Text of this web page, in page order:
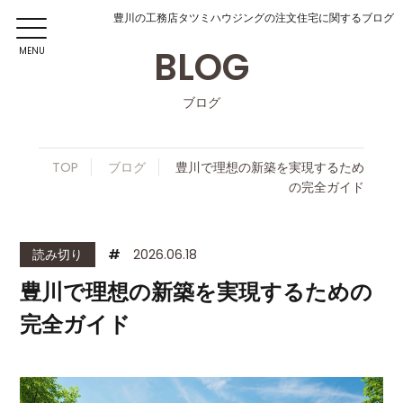
MENU
豊川の工務店タツミハウジングの注文住宅に関するブログ
BLOG
ブログ
TOP ブログ
豊川で理想の新築を実現するため
の完全ガイド
豊川で理想の新築を実現するための
完全ガイド
読み切り # 2026.06.18